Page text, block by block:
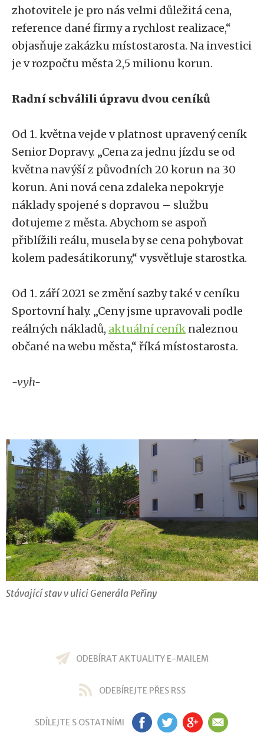
zhotovitele je pro nás velmi důležitá cena,
reference dané firmy a rychlost realizace,“
objasňuje zakázku místostarosta. Na investici
je v rozpočtu města 2,5 milionu korun.
Radní schválili úpravu dvou ceníků
Od 1. května vejde v platnost upravený ceník
Senior Dopravy. „Cena za jednu jízdu se od
května navýší z původních 20 korun na 30
korun. Ani nová cena zdaleka nepokryje
náklady spojené s dopravou – službu
dotujeme z města. Abychom se aspoň
přiblížili reálu, musela by se cena pohybovat
kolem padesátikoruny,“ vysvětluje starostka.
Od 1. září 2021 se změní sazby také v ceníku
Sportovní haly. „Ceny jsme upravovali podle
reálných nákladů, aktuální ceník naleznou
občané na webu města,“ říká místostarosta.
-vyh-
Stávající stav v ulici Generála Peřiny
ODEBÍRAT AKTUALITY E-MAILEM
ODEBÍREJTE PŘES RSS
SDÍLEJTE S OSTATNÍMI FB TW GP EM